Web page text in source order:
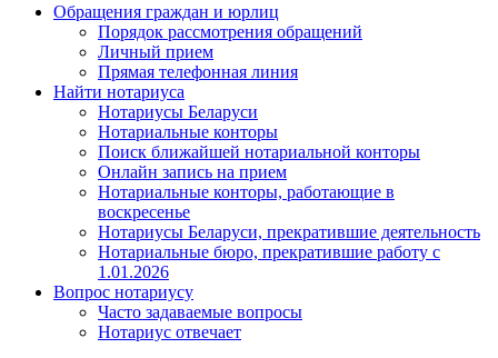
Обращения граждан и юрлиц
Порядок рассмотрения обращений
Личный прием
Прямая телефонная линия
Найти нотариуса
Нотариусы Беларуси
Нотариальные конторы
Поиск ближайшей нотариальной конторы
Онлайн запись на прием
Нотариальные конторы, работающие в
воскресенье
Нотариусы Беларуси, прекратившие деятельность
Нотариальные бюро, прекратившие работу с
1.01.2026
Вопрос нотариусу
Часто задаваемые вопросы
Нотариус отвечает